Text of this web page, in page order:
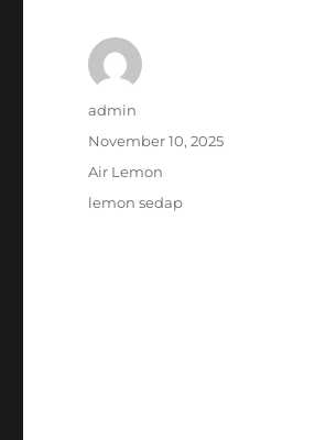
Author
admin
Posted
on
November 10, 2025
Categories
Air Lemon
Tags
lemon sedap